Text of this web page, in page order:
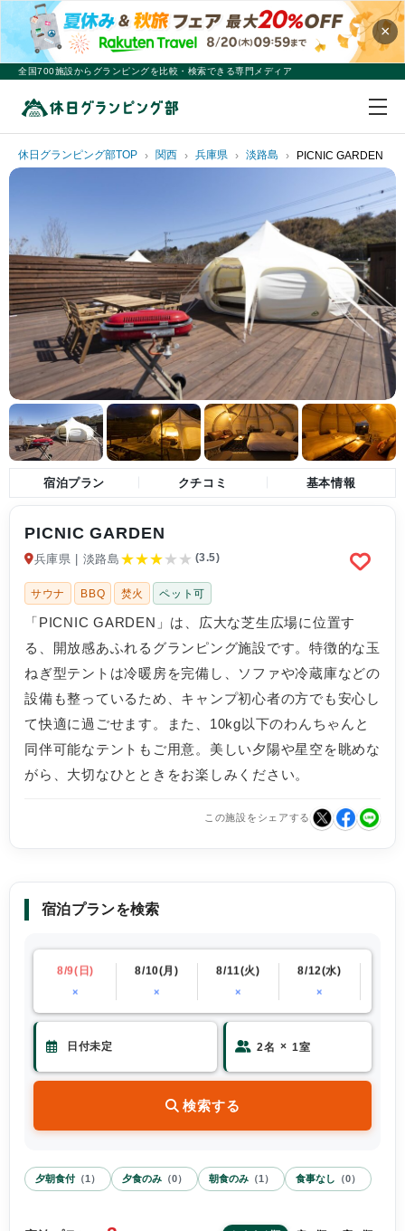
×
全国700施設からグランピングを比較・検索できる専門メディア
休日グランピング部TOP 関西 兵庫県 淡路島 PICNIC GARDEN
宿泊プラン クチコミ 基本情報
PICNIC GARDEN
兵庫県 | 淡路島 ★★★★ ★ (3.5)
サウナ BBQ 焚火 ペット可
「PICNIC GARDEN」は、広大な芝生広場に位置す
る、開放感あふれるグランピング施設です。特徴的な玉
ねぎ型テントは冷暖房を完備し、ソファや冷蔵庫などの
設備も整っているため、キャンプ初心者の方でも安心し
て快適に過ごせます。また、10kg以下のわんちゃんと
同伴可能なテントもご用意。美しい夕陽や星空を眺めな
がら、大切なひとときをお楽しみください。
この施設をシェアする
宿泊プランを検索
8/9(日)
×
8/10(月)
×
8/11(火)
×
8/12(水)
×
2名 × 1室
検索する
夕朝食付 （1 ） 夕食のみ （0） 朝食のみ （1 ） 食事なし （0）